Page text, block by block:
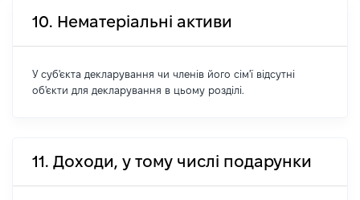
10. Нематеріальні активи
У суб'єкта декларування чи членів його сім'ї відсутні
об'єкти для декларування в цьому розділі.
11. Доходи, у тому числі подарунки